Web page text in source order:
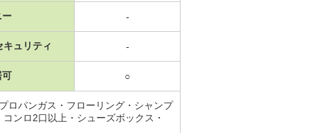
ー -
キュリティ -
可 ○
ロパンガス・フローリング・シャンプ
ンロ2口以上・シューズボックス・